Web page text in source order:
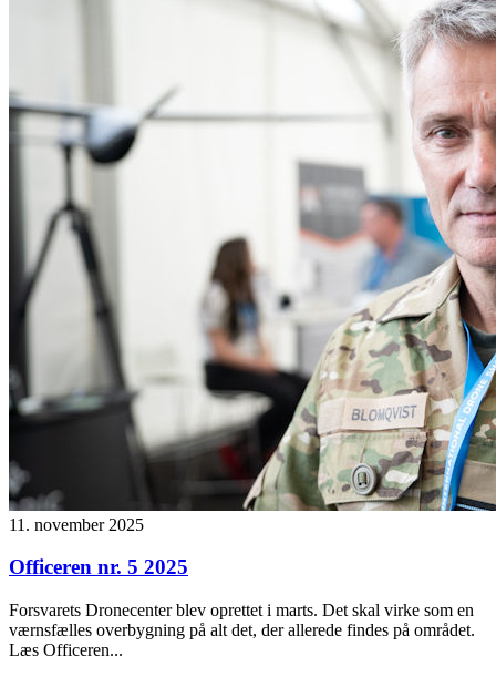
11. november 2025
Officeren nr. 5 2025
Forsvarets Dronecenter blev oprettet i marts. Det skal virke som en
værnsfælles overbygning på alt det, der allerede findes på området.
Læs Officeren...